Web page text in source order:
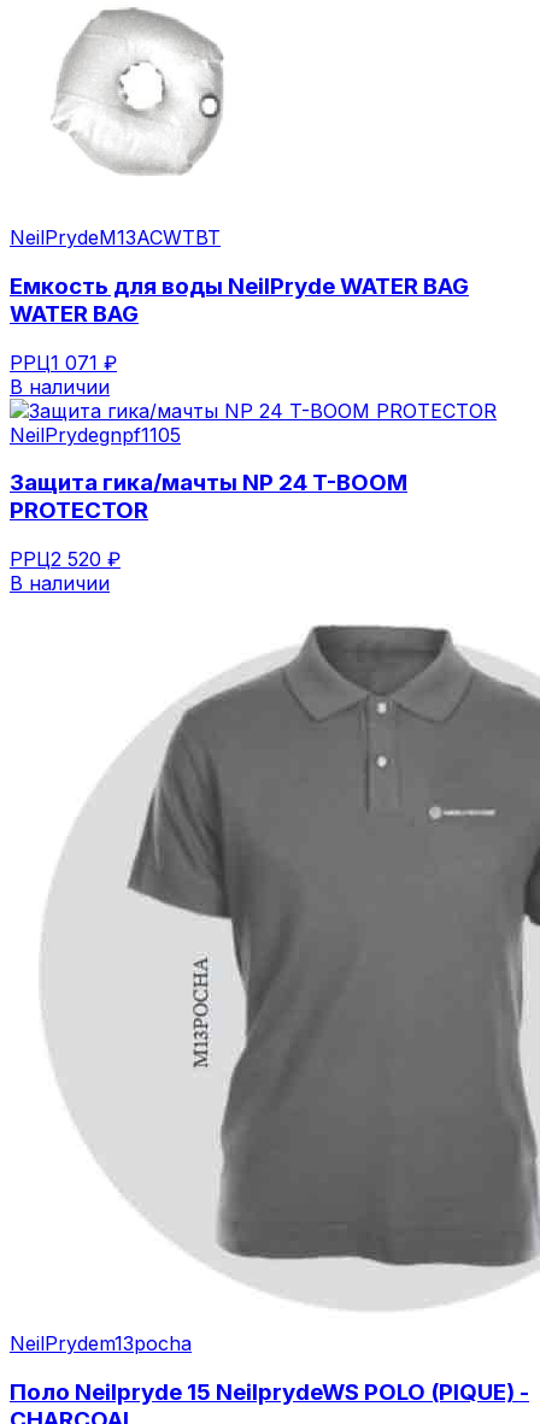
NeilPrydeM13ACWTBT
Емкость для воды NeilPryde WATER BAG
WATER BAG
РРЦ1 071 ₽
В наличии
NeilPrydegnpf1105
Защита гика/мачты NP 24 T-BOOM
PROTECTOR
РРЦ2 520 ₽
В наличии
NeilPrydem13pocha
Поло Neilpryde 15 NeilprydeWS POLO (PIQUE) -